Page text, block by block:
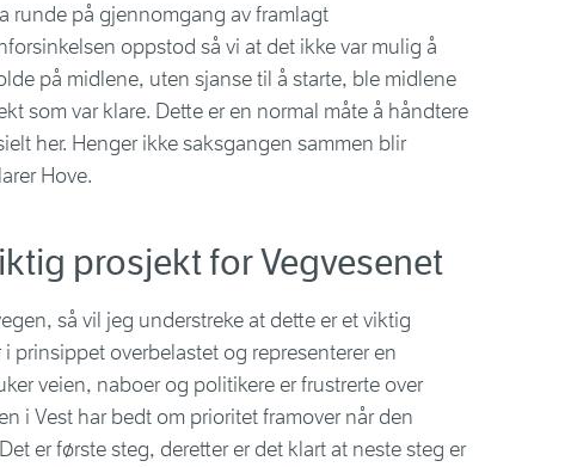
runde på gjennomgang av framlagt
oppstod så vi at det ikke var mulig å
på midlene, uten sjanse til å starte, ble midlene
som var klare. Dette er en normal måte å håndtere
her. Henger ikke saksgangen sammen blir
Hove.
prosjekt for Vegvesenet
så vil jeg understreke at dette er et viktig
prinsippet overbelastet og representerer en
veien, naboer og politikere er frustrerte over
i Vest har bedt om prioritet framover når den
er første steg, deretter er det klart at neste steg er